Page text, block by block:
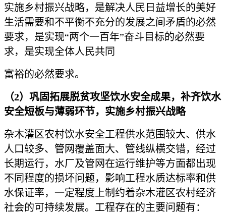
实施乡村振兴战略，是解决人民日益增长的美好
生活需要和不平衡不充分的发展之间矛盾的必然
要求，是实现“两个一百年”奋斗目标的必然要
求，是实现全体人民共同
富裕的必然要求。
（2）巩固拓展脱贫攻坚饮水安全成果，补齐饮水
安全短板与薄弱环节，实施乡村振兴战略
杂木灌区农村饮水安全工程供水范围较大、供水
人口较多、管网覆盖面大、管线纵横交错，经过
长期运行，水厂及管网在运行维护等方面都出现
不同程度的损坏问题，影响工程水质达标率和供
水保证率，一定程度上制约着杂木灌区农村经济
社会的可持续发展。工程存在的主要问题有：